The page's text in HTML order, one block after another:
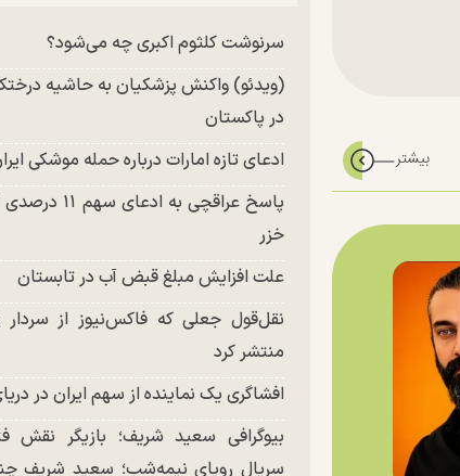
منتشر شد
سرنوشت کلثوم اکبری چه می‌شود؟
(ویدئو) واکنش پزشکیان به حاشیه
در پاکستان
ادعای تازه امارات درباره حمله موشکی
پاسخ عراقچی به
خزر
علت افزایش مبلغ قبض آب در تابستان
نقل‌قول جعلی که فاکس‌نیوز از
منتشر کرد
افشاگری یک نماینده از سهم ایران در
بیوگرافی سعید شریف؛ بازیگر نقش
سریال رویای نیمه‌شب؛ سعید شریف